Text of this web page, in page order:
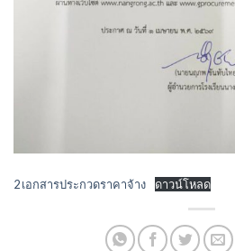
2 เอกสารประกวดราคาจ้าง ดาวน์โหลด